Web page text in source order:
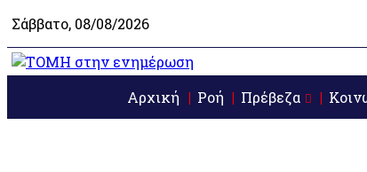
Σάββατο, 08/08/2026
Αρχική Ροή Πρέβεζα